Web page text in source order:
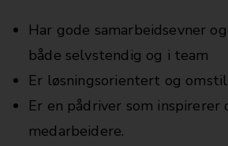
Har gode samarbeidsevner
både selvstendig og i team
Er løsningsorientert og
Er en pådriver som inspirerer
medarbeidere.